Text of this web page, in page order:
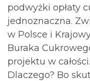
podwyżki opłaty
jednoznaczna.
w Polsce i
Buraka
projektu w całości.
Dlaczego? Bo